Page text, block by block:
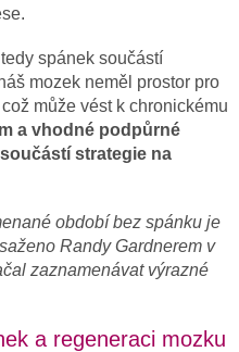
spánek součástí
mozek neměl prostor pro
může vést k chronickému
a vhodné podpůrné
strategie na
období bez spánku je
Randy Gardnerem v
zaznamenávat výrazné
a regeneraci mozku